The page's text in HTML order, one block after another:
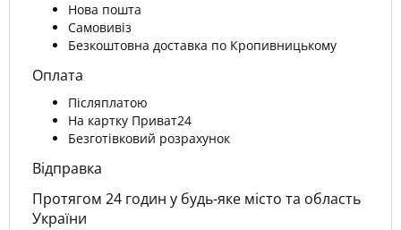
Нова пошта
Самовивіз
Безкоштовна доставка по Кропивницькому
Оплата
Післяплатою
На картку Приват24
Безготівковий розрахунок
Відправка
Протягом 24 годин у будь-яке місто та область
України